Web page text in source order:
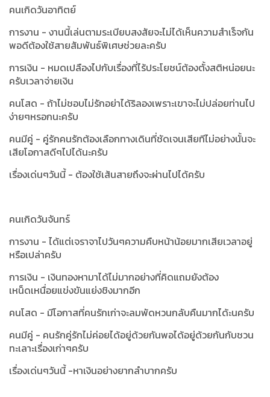
คนเกิดวันอาทิตย์
การงาน - งานนี้เล่นตามระเบียบสงสัยจะไม่ได้เห็นความสำเร็จกัน
พอดีต้องใช้สายสัมพันธ์พิเศษช่วยละครับ
การเงิน - หมดเปลืองไปกับเรื่องที่ไร้ประโยชน์ต้องตั้งสติหน่อยนะ
ครับเวลาจ่ายเงิน
คนโสด - ถ้าไม่ชอบไม่รักอย่าได้ริลองเพราะเขาจะไม่ปล่อยท่านไป
ง่ายๆหรอกนะครับ
คนมีคู่ - คู่รักคนรักต้องเลือกทางเดินที่ชัดเจนเสียทีไม่อย่างนั้นจะ
เสียโอกาสดีๆไปได้นะครับ
เรื่องเด่นๆวันนี้ - ต้องใช้เส้นสายถึงจะผ่านไปได้ครับ
คนเกิดวันจันทร์
การงาน - ได้แต่เจราจาไปวันๆความคืบหน้าน้อยมากเสียเวลาอยู่
หรือเปล่าครับ
การเงิน - เงินทองหามาได้ไม่มากอย่างที่คิดแถมยังต้อง
เหน็ดเหนื่อยแข่งขันแย่งชิงมากอีก
คนโสด - มีโอกาสที่คนรักเก่าจะลมพัดหวนกลับคืนมากได้ะนครับ
คนมีคู่ - คนรักคู่รักไม่ค่อยได้อยู่ด้วยกันพอได้อยู่ด้วยกันกับชวน
ทะเลาะเรื่องเก่าๆครับ
เรื่องเด่นๆวันนี้ -หาเงินอย่างยากลำบากครับ